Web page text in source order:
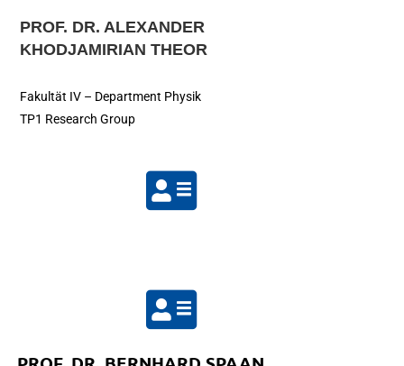
PROF. DR. ALEXANDER
KHODJAMIRIAN THEOR
Fakultät IV – Department Physik
TP1 Research Group